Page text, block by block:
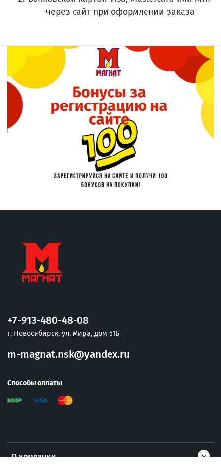
через сайт при оформлении заказа
О компании
+7-913-480-48-08
г. Новосибирск, ул. Мира, дом 61Б
m-magnat.nsk@yandex.ru
Способы оплаты